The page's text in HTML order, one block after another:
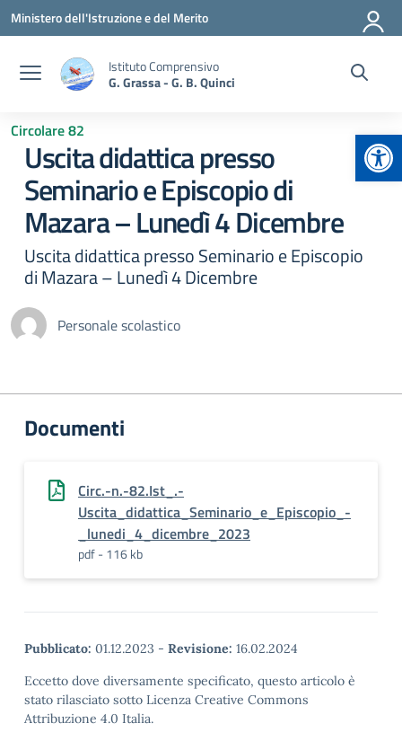
Vai ai contenuti
Vai al menu di navigazione
Vai al footer
Ministero dell'Istruzione e del Merito
Istituto Comprensivo
G. Grassa - G. B. Quinci
Circolare 82
Uscita didattica presso
Seminario e Episcopio di
Mazara – Lunedì 4 Dicembre
Uscita didattica presso Seminario e Episcopio
di Mazara – Lunedì 4 Dicembre
Personale scolastico
Documenti
Circ.-n.-82.Ist_.-
Uscita_didattica_Seminario_e_Episcopio_-
_lunedi_4_dicembre_2023
pdf - 116 kb
Pubblicato: 01.12.2023 - Revisione: 16.02.2024
Eccetto dove diversamente specificato, questo articolo è
stato rilasciato sotto Licenza Creative Commons
Attribuzione 4.0 Italia.